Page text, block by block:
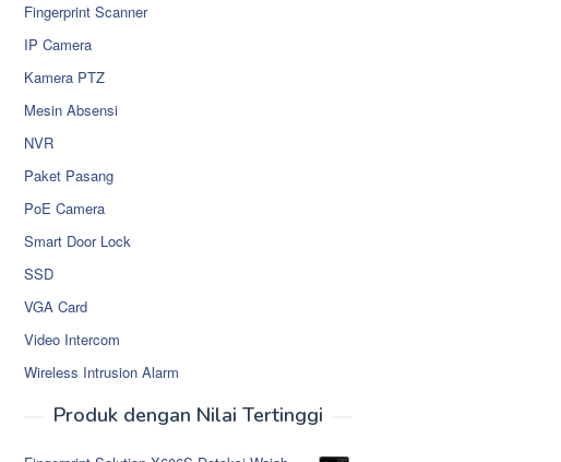
Fingerprint Scanner
IP Camera
Kamera PTZ
Mesin Absensi
NVR
Paket Pasang
PoE Camera
Smart Door Lock
SSD
VGA Card
Video Intercom
Wireless Intrusion Alarm
Produk dengan Nilai Tertinggi